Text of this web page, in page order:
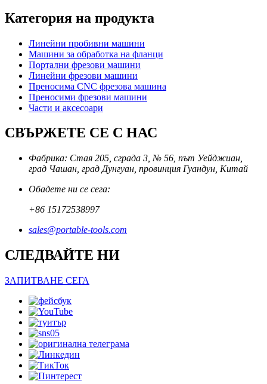
Категория на продукта
Линейни пробивни машини
Машини за обработка на фланци
Портални фрезови машини
Линейни фрезови машини
Преносима CNC фрезова машина
Преносими фрезови машини
Части и аксесоари
СВЪРЖЕТЕ СЕ С НАС
Фабрика: Стая 205, сграда 3, № 56, път Уейджиан,
град Чашан, град Дунгуан, провинция Гуандун, Китай
Обадете ни се сега:
+86 15172538997
sales@portable-tools.com
СЛЕДВАЙТЕ НИ
ЗАПИТВАНЕ СЕГА